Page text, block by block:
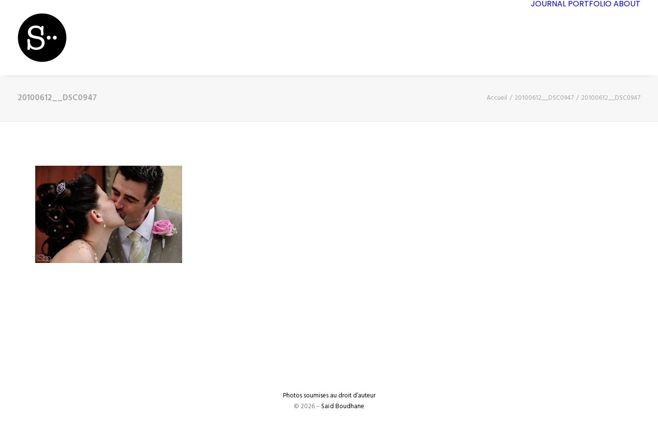
JOURNAL PORTFOLIOABOUT
20100612__DSC0947 Accueil 20100612__DSC0947 20100612__DSC0947
Photos soumises au droit d’auteur
© 2026 –Saïd Boudhane